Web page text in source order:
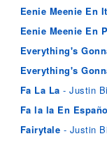
Eenie Meenie En
Eenie Meenie En
Everything's
Everything's
Fa La La - Justin
Fa la la En
Fairytale - Justin